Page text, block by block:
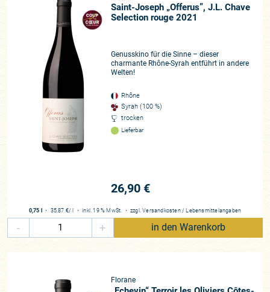
Saint-Joseph „Offerus”, J.L. Chave
Selection rouge 2021
Genusskino für die Sinne – dieser
charmante Rhône-Syrah entführt in andere
Welten!
Rhône
Syrah (100 %)
trocken
Lieferbar
26,90 €
0,75 l ・ 35,87 €/ l ・inkl. 19 % MwSt. ・ zzgl.Versandkosten / Lebensmittelangaben
- + in den Warenkorb
Florane